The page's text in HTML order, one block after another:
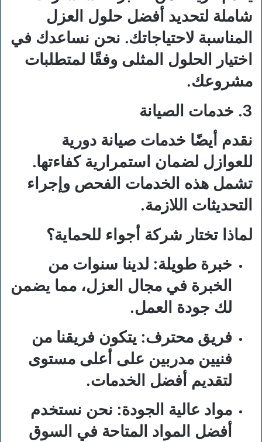
شاملة لتحديد أفضل حلول العزل
المناسبة لاحتياجاتك. نحن نساعدك في
اختيار الحلول المثلى وفقًا لمتطلبات
مشروعك.
3. خدمات الصيانة
نقدم أيضًا خدمات صيانة دورية
للعوازل لضمان استمرارية كفاءتها.
تشمل هذه الخدمات الفحص وإجراء
التحديثات اللازمة.
لماذا تختار شركة أجواء للحماية؟
خبرة طويلة: لدينا سنوات من
الخبرة في مجال العزل، مما يضمن
لك جودة العمل.
فريق محترف: يتكون فريقنا من
فنيين مدربين على أعلى مستوى
لتقديم أفضل الخدمات.
مواد عالية الجودة: نحن نستخدم
أفضل المواد المتاحة في السوق